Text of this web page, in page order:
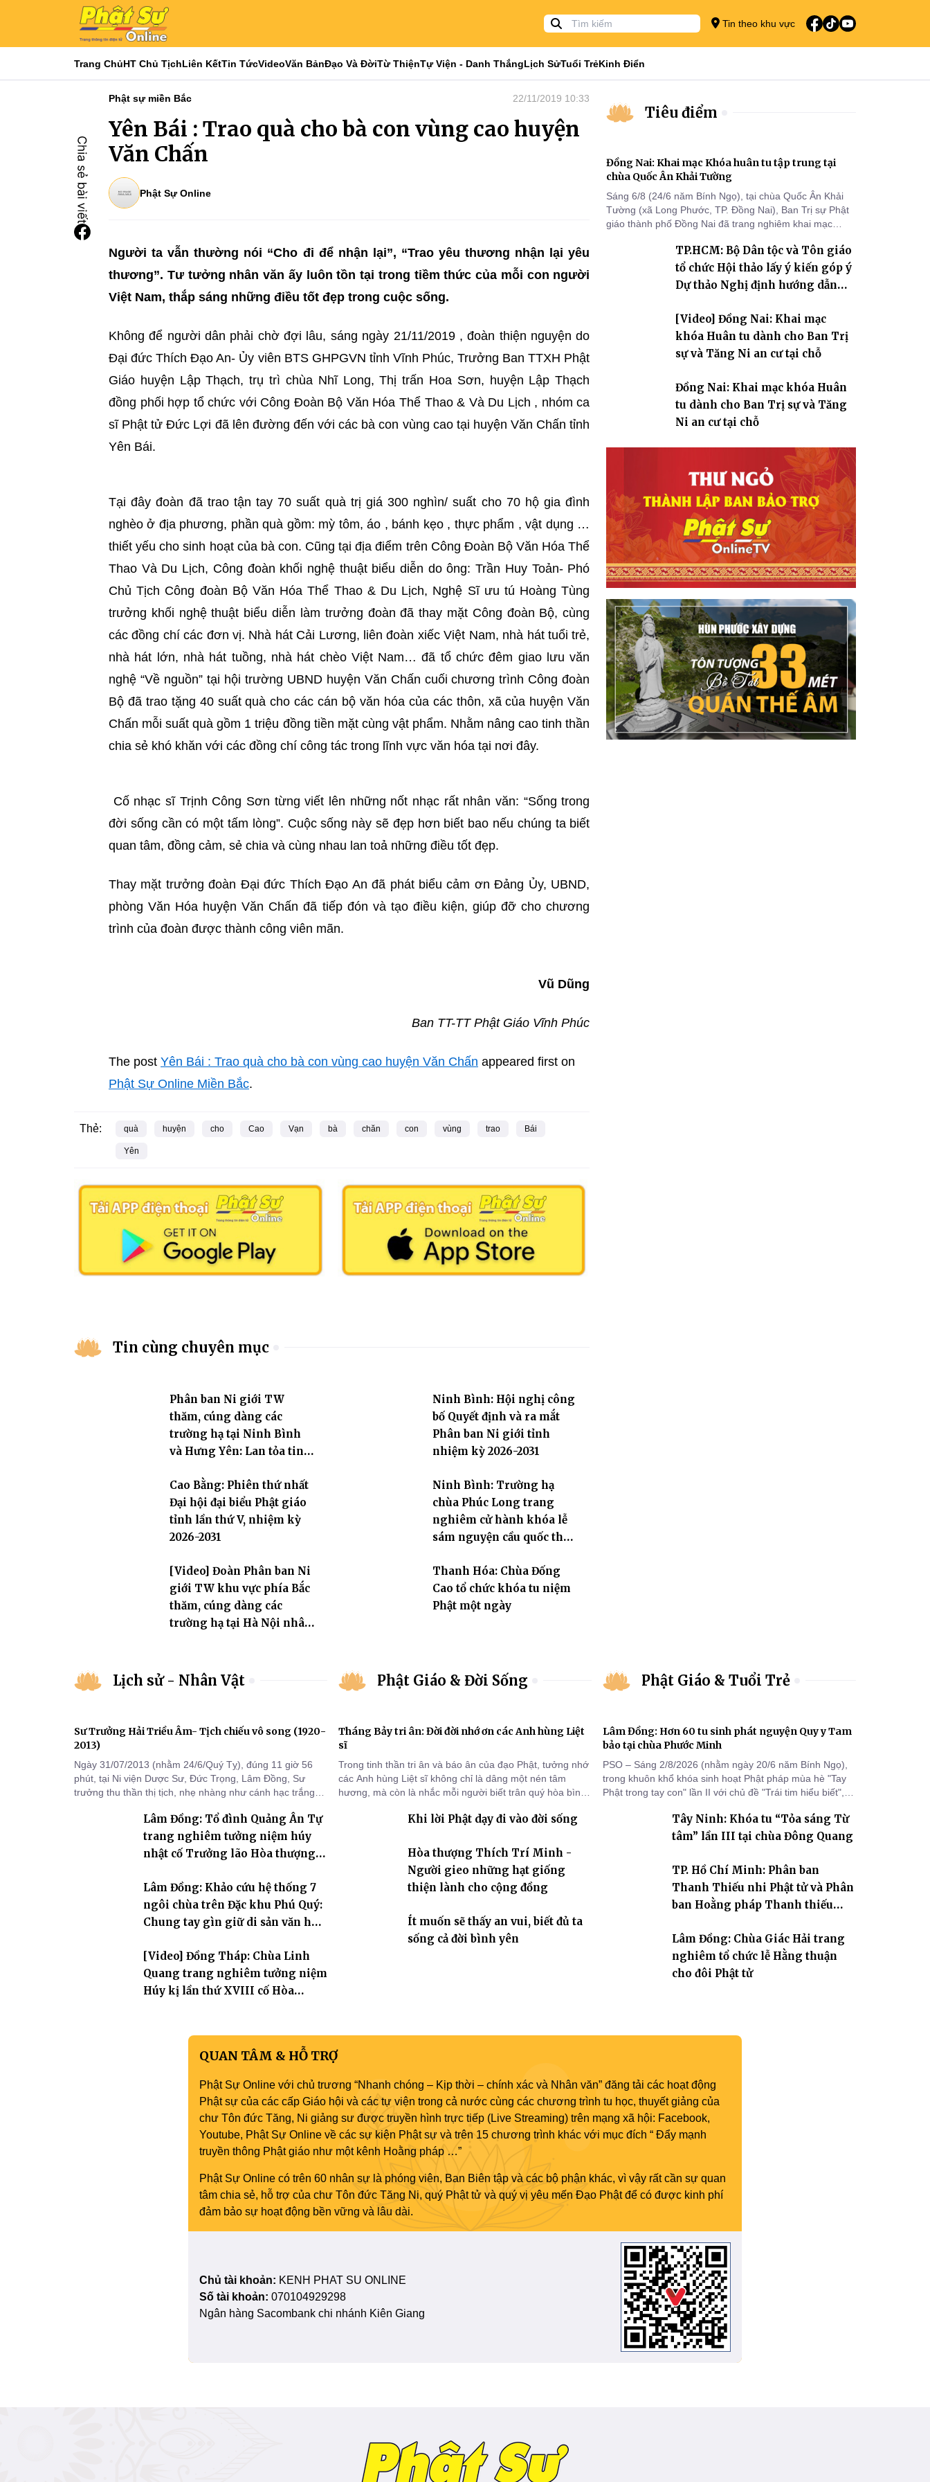
Tin theo khu vực
Trang ChủHT Chủ TịchLiên KếtTin TứcVideoVăn BảnĐạo Và ĐờiTừ ThiệnTự Viện - Danh ThắngLịch SửTuổi TrẻKinh Điển
Phật sự miền Bắc 22/11/2019 10:33
Yên Bái : Trao quà cho bà con vùng cao huyện
Văn Chấn
Phật Sự Online
Người ta vẫn thường nói “Cho đi để nhận lại”, “Trao yêu thương nhận lại yêu
thương”. Tư tưởng nhân văn ấy luôn tồn tại trong tiềm thức của mỗi con người
Việt Nam, thắp sáng những điều tốt đẹp trong cuộc sống.
Không để người dân phải chờ đợi lâu, sáng ngày 21/11/2019 , đoàn thiện nguyện do
Đại đức Thích Đạo An- Ủy viên BTS GHPGVN tỉnh Vĩnh Phúc, Trưởng Ban TTXH Phật
Giáo huyện Lập Thạch, trụ trì chùa Nhĩ Long, Thị trấn Hoa Sơn, huyện Lập Thạch
đồng phối hợp tổ chức với Công Đoàn Bộ Văn Hóa Thể Thao & Và Du Lịch , nhóm ca
sĩ Phật tử Đức Lợi đã lên đường đến với các bà con vùng cao tại huyện Văn Chấn tỉnh
Yên Bái.
Tại đây đoàn đã trao tận tay 70 suất quà trị giá 300 nghìn/ suất cho 70 hộ gia đình
nghèo ở địa phương, phần quà gồm: mỳ tôm, áo , bánh kẹo , thực phẩm , vật dụng …
thiết yếu cho sinh hoạt của bà con. Cũng tại địa điểm trên Công Đoàn Bộ Văn Hóa Thể
Thao Và Du Lịch, Công đoàn khối nghệ thuật biểu diễn do ông: Trần Huy Toản- Phó
Chủ Tịch Công đoàn Bộ Văn Hóa Thể Thao & Du Lịch, Nghệ Sĩ ưu tú Hoàng Tùng
trưởng khối nghệ thuật biểu diễn làm trưởng đoàn đã thay mặt Công đoàn Bộ, cùng
các đồng chí các đơn vị. Nhà hát Cải Lương, liên đoàn xiếc Việt Nam, nhà hát tuổi trẻ,
nhà hát lớn, nhà hát tuồng, nhà hát chèo Việt Nam… đã tổ chức đêm giao lưu văn
nghệ “Về nguồn” tại hội trường UBND huyện Văn Chấn cuối chương trình Công đoàn
Bộ đã trao tặng 40 suất quà cho các cán bộ văn hóa của các thôn, xã của huyện Văn
Chấn mỗi suất quà gồm 1 triệu đồng tiền mặt cùng vật phẩm. Nhằm nâng cao tinh thần
chia sẻ khó khăn với các đồng chí công tác trong lĩnh vực văn hóa tại nơi đây.
Cố nhạc sĩ Trịnh Công Sơn từng viết lên những nốt nhạc rất nhân văn: “Sống trong
đời sống cần có một tấm lòng”. Cuộc sống này sẽ đẹp hơn biết bao nếu chúng ta biết
quan tâm, đồng cảm, sẻ chia và cùng nhau lan toả những điều tốt đẹp.
Thay mặt trưởng đoàn Đại đức Thích Đạo An đã phát biểu cảm ơn Đảng Ủy, UBND,
phòng Văn Hóa huyện Văn Chấn đã tiếp đón và tạo điều kiện, giúp đỡ cho chương
trình của đoàn được thành công viên mãn.
Vũ Dũng
Ban TT-TT Phật Giáo Vĩnh Phúc
The post Yên Bái : Trao quà cho bà con vùng cao huyện Văn Chấn appeared first on
Phật Sự Online Miền Bắc.
Thẻ: quà huyện cho Cao Vạn bà chăn con vùng trao Bái
Yên
Tin cùng chuyên mục
Phân ban Ni giới TW
thăm, cúng dàng các
trường hạ tại Ninh Bình
và Hưng Yên: Lan tỏa tinh
Ninh Bình: Hội nghị công
bố Quyết định và ra mắt
Phân ban Ni giới tỉnh
nhiệm kỳ 2026-2031
Cao Bằng: Phiên thứ nhất
Đại hội đại biểu Phật giáo
tỉnh lần thứ V, nhiệm kỳ
2026-2031
Ninh Bình: Trường hạ
chùa Phúc Long trang
nghiêm cử hành khóa lễ
sám nguyện cầu quốc thái
[Video] Đoàn Phân ban Ni
giới TW khu vực phía Bắc
thăm, cúng dàng các
trường hạ tại Hà Nội nhân
Thanh Hóa: Chùa Đống
Cao tổ chức khóa tu niệm
Phật một ngày
Tiêu điểm
Đồng Nai: Khai mạc Khóa huân tu tập trung tại
chùa Quốc Ân Khải Tường
Sáng 6/8 (24/6 năm Bính Ngọ), tại chùa Quốc Ân Khải
Tường (xã Long Phước, TP. Đồng Nai), Ban Trị sự Phật
giáo thành phố Đồng Nai đã trang nghiêm khai mạc
2570 dành cho chư Tăng hành giả an cư tại chỗ khu vực
VII, VIII và trường hạ chùa Quốc Ân Khải Tường.
TP.HCM: Bộ Dân tộc và Tôn giáo
tổ chức Hội thảo lấy ý kiến góp ý
Dự thảo Nghị định hướng dẫn
giáo
[Video] Đồng Nai: Khai mạc
khóa Huân tu dành cho Ban Trị
sự và Tăng Ni an cư tại chỗ
Đồng Nai: Khai mạc khóa Huân
tu dành cho Ban Trị sự và Tăng
Ni an cư tại chỗ
Lịch sử - Nhân Vật
Sư Trưởng Hải Triều Âm- Tịch chiếu vô song (1920-
2013)
Ngày 31/07/2013 (nhằm 24/6/Quý Tỵ), đúng 11 giờ 56
phút, tại Ni viện Dược Sư, Đức Trọng, Lâm Đồng, Sư
trưởng thu thần thị tịch, nhẹ nhàng như cánh hạc trắng
Lâm Đồng: Tổ đình Quảng Ân Tự
trang nghiêm tưởng niệm húy
nhật cố Trưởng lão Hòa thượng
Lâm Đồng: Khảo cứu hệ thống 7
ngôi chùa trên Đặc khu Phú Quý:
Chung tay gìn giữ di sản văn hóa
[Video] Đồng Tháp: Chùa Linh
Quang trang nghiêm tưởng niệm
Húy kị lần thứ XVIII cố Hòa
Phật Giáo & Đời Sống
Tháng Bảy tri ân: Đời đời nhớ ơn các Anh hùng Liệt
sĩ
Trong tinh thần tri ân và báo ân của đạo Phật, tưởng nhớ
các Anh hùng Liệt sĩ không chỉ là dâng một nén tâm
hương, mà còn là nhắc mỗi người biết trân quý hòa bình,
Khi lời Phật dạy đi vào đời sống
Hòa thượng Thích Trí Minh -
Người gieo những hạt giống
thiện lành cho cộng đồng
Ít muốn sẽ thấy an vui, biết đủ ta
sống cả đời bình yên
Phật Giáo & Tuổi Trẻ
Lâm Đồng: Hơn 60 tu sinh phát nguyện Quy y Tam
bảo tại chùa Phước Minh
PSO – Sáng 2/8/2026 (nhằm ngày 20/6 năm Bính Ngọ),
trong khuôn khổ khóa sinh hoạt Phật pháp mùa hè "Tay
Phật trong tay con" lần II với chủ đề "Trái tim hiểu biết",
chức lễ phát nguyện quy y Tam bảo cho hơn 60 tu sinh.
Tây Ninh: Khóa tu “Tỏa sáng Từ
tâm” lần III tại chùa Đông Quang
TP. Hồ Chí Minh: Phân ban
Thanh Thiếu nhi Phật tử và Phân
ban Hoằng pháp Thanh thiếu
nhiệm kỳ IX (2022 – 2027)
Lâm Đồng: Chùa Giác Hải trang
nghiêm tổ chức lễ Hằng thuận
cho đôi Phật tử
QUAN TÂM & HỖ TRỢ
Phật Sự Online với chủ trương “Nhanh chóng – Kịp thời – chính xác và Nhân văn” đăng tải các hoạt động
Phật sự của các cấp Giáo hội và các tự viện trong cả nước cùng các chương trình tu học, thuyết giảng của
chư Tôn đức Tăng, Ni giảng sư được truyền hình trực tiếp (Live Streaming) trên mạng xã hội: Facebook,
Youtube, Phật Sự Online về các sự kiện Phật sự và trên 15 chương trình khác với mục đích “ Đẩy mạnh
truyền thông Phật giáo như một kênh Hoằng pháp …”
Phật Sự Online có trên 60 nhân sự là phóng viên, Ban Biên tập và các bộ phận khác, vì vậy rất cần sự quan
tâm chia sẻ, hỗ trợ của chư Tôn đức Tăng Ni, quý Phật tử và quý vị yêu mến Đạo Phật để có được kinh phí
đảm bảo sự hoạt động bền vững và lâu dài.
Chủ tài khoản: KENH PHAT SU ONLINE
Số tài khoản: 070104929298
Ngân hàng Sacombank chi nhánh Kiên Giang